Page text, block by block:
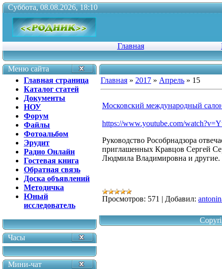
Суббота, 08.08.2026, 18:10
Главная
Меню сайта
Главная страница
Каталог статей
Документы
НОУ
Форум
Файлы
Фотоальбом
Эрудит
Радио Онлайн
Гостевая книга
Обратная связь
Доска объявлений
Методичка
Юный
исследователь
Часы
Мини-чат
Главная » 2017 » Апрель » 15
Московский международный
https://www.youtube.com/
Руководство Рособрнадзора
приглашенных Кравцов Сергей
Людмила Владимировна и другие.
Просмотров: 571 | Добавил: